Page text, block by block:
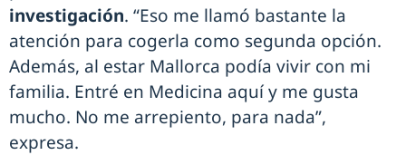
investigación. “Eso me llamó bastante la
atención para cogerla como segunda opción.
Además, al estar Mallorca podía vivir con mi
familia. Entré en Medicina aquí y me gusta
mucho. No me arrepiento, para nada”,
expresa.